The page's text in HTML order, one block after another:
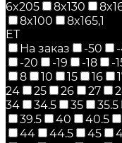
6x205
8x130
8x100
8x165,1
ET
На заказ
-50
-20
-19 -18 -
8
10 15 16
24
25 26 27
34
34.5 35 35.5
39.5
40 40.5
44
44.5 45